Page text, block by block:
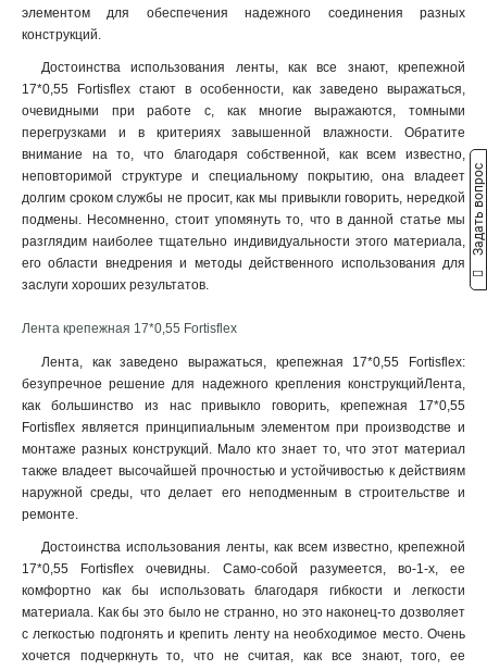
элементом для обеспечения надежного соединения разных
конструкций.
Достоинства использования ленты, как все знают, крепежной
17*0,55 Fortisflex стают в особенности, как заведено выражаться,
очевидными при работе с, как многие выражаются, томными
перегрузками и в критериях завышенной влажности. Обратите
внимание на то, что благодаря собственной, как всем известно,
неповторимой структуре и специальному покрытию, она владеет
долгим сроком службы не просит, как мы привыкли говорить, нередкой
подмены. Несомненно, стоит упомянуть то, что в данной статье мы
разглядим наиболее тщательно индивидуальности этого материала,
его области внедрения и методы действенного использования для
заслуги хороших результатов.
Лента крепежная 17*0,55 Fortisflex
Лента, как заведено выражаться, крепежная 17*0,55 Fortisflex:
безупречное решение для надежного крепления конструкцийЛента,
как большинство из нас привыкло говорить, крепежная 17*0,55
Fortisflex является принципиальным элементом при производстве и
монтаже разных конструкций. Мало кто знает то, что этот материал
также владеет высочайшей прочностью и устойчивостью к действиям
наружной среды, что делает его неподменным в строительстве и
ремонте.
Достоинства использования ленты, как всем известно, крепежной
17*0,55 Fortisflex очевидны. Само-собой разумеется, во-1-х, ее
комфортно как бы использовать благодаря гибкости и легкости
материала. Как бы это было не странно, но это наконец-то дозволяет
с легкостью подгонять и крепить ленту на необходимое место. Очень
хочется подчеркнуть то, что не считая, как все знают, того, ее
Задать вопрос